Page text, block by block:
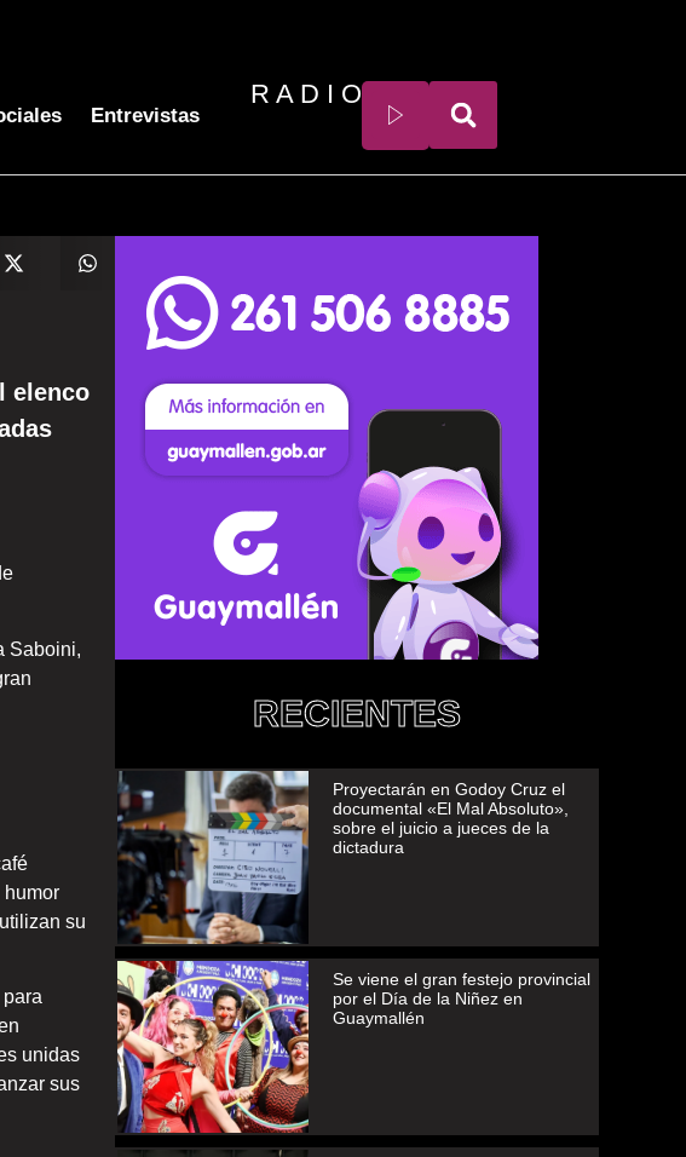
Entrevistas
R A D I O
elenco
Saboini,
humor
su
unidas
sus
RECIENTES
Proyectarán en Godoy Cruz el
documental «El Mal Absoluto»,
sobre el juicio a jueces de la
dictadura
Se viene el gran festejo provincial
por el Día de la Niñez en
Guaymallén